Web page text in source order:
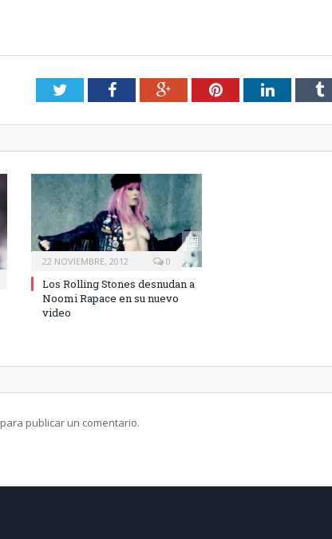
TwitterFacebookGoogle+PinterestLinkedIn
22 NOVIEMBRE, 2012 0
Los Rolling Stones desnudan a
Noomi Rapace en su nuevo
video
para publicar un comentario.